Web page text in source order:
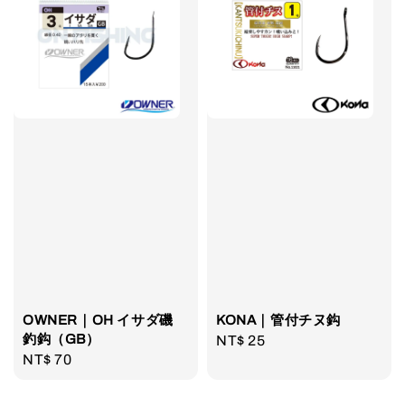
OWNER｜OH イサダ磯
釣鈎（GB）
Regular
NT$ 70
KONA｜管付チヌ鈎
Regular
NT$ 25